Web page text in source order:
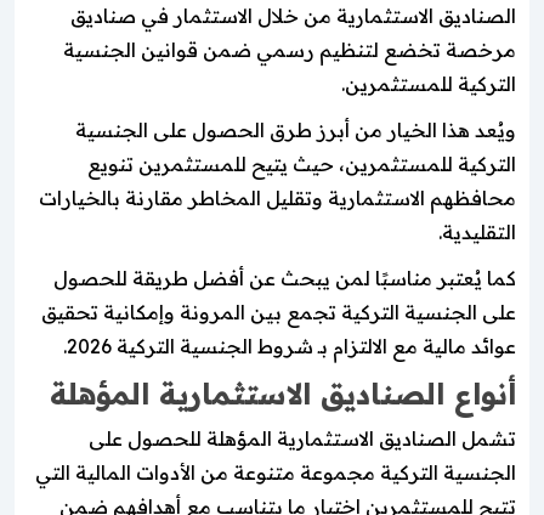
الصناديق الاستثمارية من خلال الاستثمار في صناديق
مرخصة تخضع لتنظيم رسمي ضمن قوانين الجنسية
التركية للمستثمرين.
ويُعد هذا الخيار من أبرز طرق الحصول على الجنسية
التركية للمستثمرين، حيث يتيح للمستثمرين تنويع
محافظهم الاستثمارية وتقليل المخاطر مقارنة بالخيارات
التقليدية.
كما يُعتبر مناسبًا لمن يبحث عن أفضل طريقة للحصول
على الجنسية التركية تجمع بين المرونة وإمكانية تحقيق
عوائد مالية مع الالتزام بـ شروط الجنسية التركية 2026.
أنواع الصناديق الاستثمارية المؤهلة
تشمل الصناديق الاستثمارية المؤهلة للحصول على
الجنسية التركية مجموعة متنوعة من الأدوات المالية التي
تتيح للمستثمرين اختيار ما يتناسب مع أهدافهم ضمن